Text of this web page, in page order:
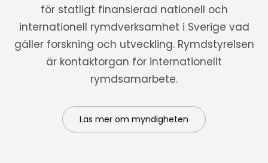
för statligt finansierad nationell och
internationell rymdverksamhet i Sverige vad
gäller forskning och utveckling. Rymdstyrelsen
är kontaktorgan för internationellt
rymdsamarbete.
Läs mer om myndigheten